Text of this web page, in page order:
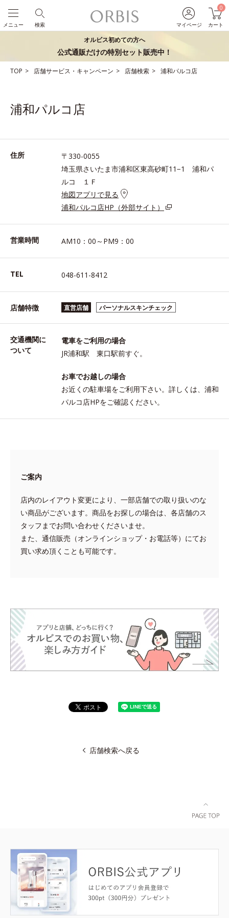
マイページ
0
カート
検索
メニュー
オルビス初めての方へ
公式通販だけの特別セット販売中！
TOP 店舗サービス・キャンペーン 店舗検索 浦和パルコ店
浦和パルコ店
住所
〒330-0055
埼玉県さいたま市浦和区東高砂町11−1 浦和パ
ルコ １Ｆ
地図アプリで見る
浦和パルコ店HP（外部サイト）
営業時間 AM10：00～PM9：00
TEL 048-611-8412
店舗特徴 直営店舗 パーソナルスキンチェック
交通機関に
ついて
電車をご利用の場合
JR浦和駅 東口駅前すぐ。
お車でお越しの場合
お近くの駐車場をご利用下さい。詳しくは、浦和
パルコ店HPをご確認ください。
ご案内
店内のレイアウト変更により、一部店舗での取り扱いのな
い商品がございます。商品をお探しの場合は、各店舗のス
タッフまでお問い合わせくださいませ。
また、通信販売（オンラインショップ・お電話等）にてお
買い求め頂くことも可能です。
店舗検索へ戻る